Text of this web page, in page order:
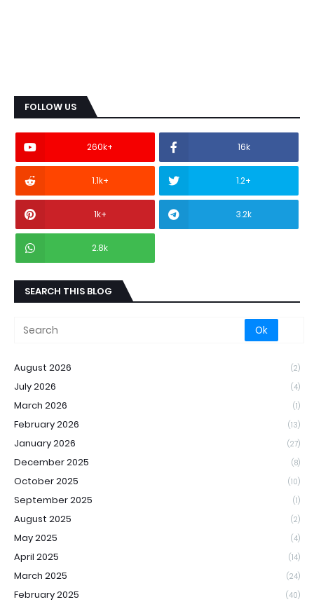
FOLLOW US
260k+ 16k
1.1k+ 1.2+
1k+ 3.2k
2.8k
SEARCH THIS BLOG
August 2026 (2)
July 2026 (4)
March 2026 (1)
February 2026 (13)
January 2026 (27)
December 2025 (8)
October 2025 (10)
September 2025 (1)
August 2025 (2)
May 2025 (4)
April 2025 (14)
March 2025 (24)
February 2025 (40)